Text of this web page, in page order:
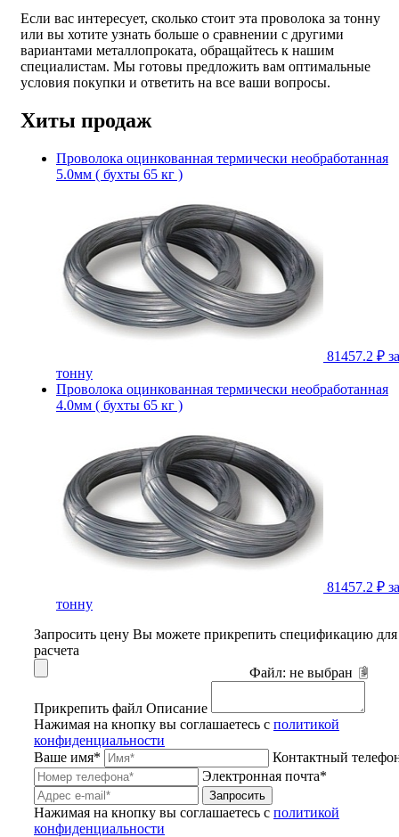
Если вас интересует, сколько стоит эта проволока за тонну
или вы хотите узнать больше о сравнении с другими
вариантами металлопроката, обращайтесь к нашим
специалистам. Мы готовы предложить вам оптимальные
условия покупки и ответить на все ваши вопросы.
Хиты продаж
Проволока оцинкованная термически необработанная
5.0мм ( бухты 65 кг )
81457.2 ₽ за
тонну
Проволока оцинкованная термически необработанная
4.0мм ( бухты 65 кг )
81457.2 ₽ за
тонну
Запросить цену Вы можете прикрепить спецификацию для
расчета
Файл: не выбран
Прикрепить файл Описание
Нажимая на кнопку вы соглашаетесь с политикой
конфиденциальности
Ваше имя*
Контактный
Электронная почта*
Запросить
Нажимая на кнопку вы соглашаетесь с политикой
конфиденциальности